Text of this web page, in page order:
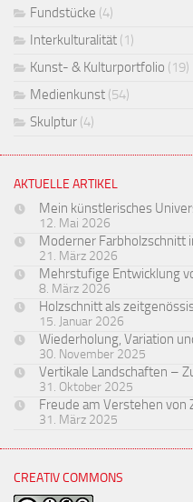
Fundstücke (4)
Interkulturalität (1)
Kunst- & Kulturportfolio (19)
Medienkunst (54)
Skulptur (4)
AKTUELLE ARTIKEL
Mein künstlerisches
12. Mai 2026
Moderner Farbholzschnitt
21. März 2026
Mehrstufige Entwicklung
8. März 2026
Holzschnitt als
15. Januar 2026
Wiederholung, Variation
30. November 2025
Vertikale Landschaften –
31. Oktober 2025
Freude am Verstehen von
31. März 2025
CREATIV COMMONS